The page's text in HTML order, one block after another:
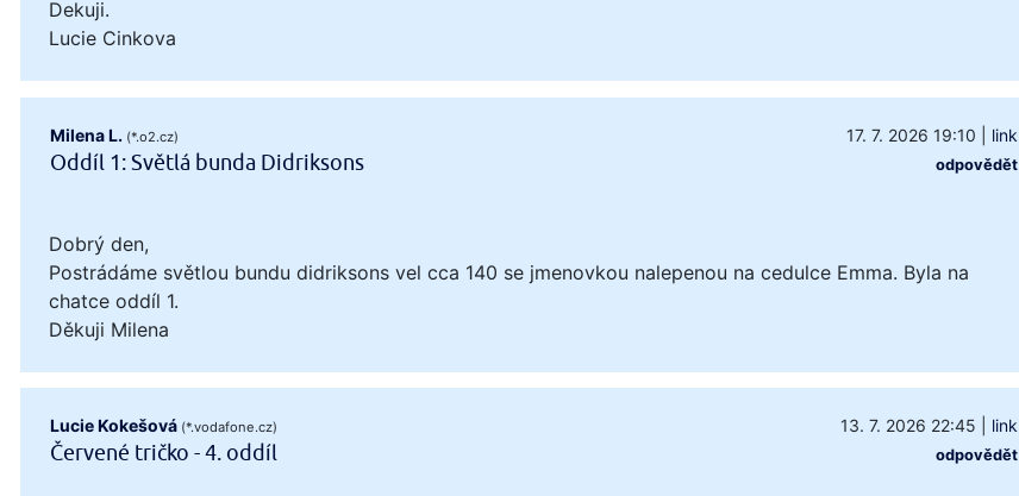
Dekuji.
Lucie Cinkova
Milena L. (*.o2.cz) 17. 7. 2026 19:10 link
Oddíl 1: Světlá bunda Didriksons odpovědět
Dobrý den,
Postrádáme světlou bundu didriksons vel cca 140 se jmenovkou nalepenou na cedulce Emma. Byla na
chatce oddíl 1.
Děkuji Milena
Lucie Kokešová (*.vodafone.cz) 13. 7. 2026 22:45 link
Červené tričko - 4. oddíl odpovědět